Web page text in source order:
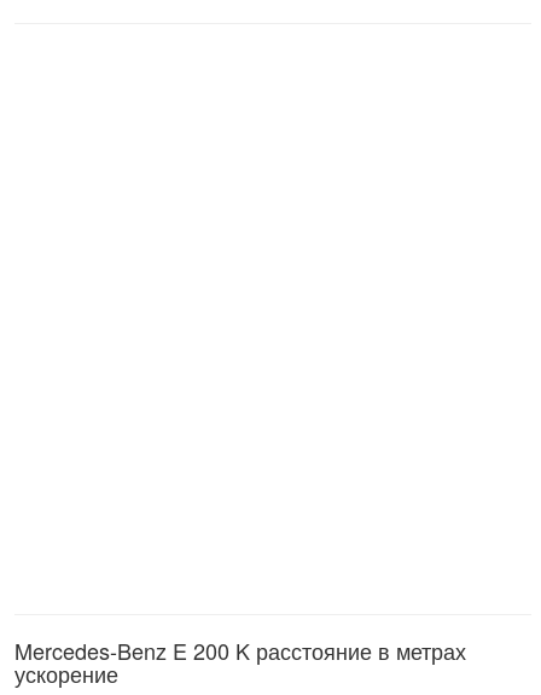
Mercedes-Benz E 200 K расстояние в метрах
ускорение